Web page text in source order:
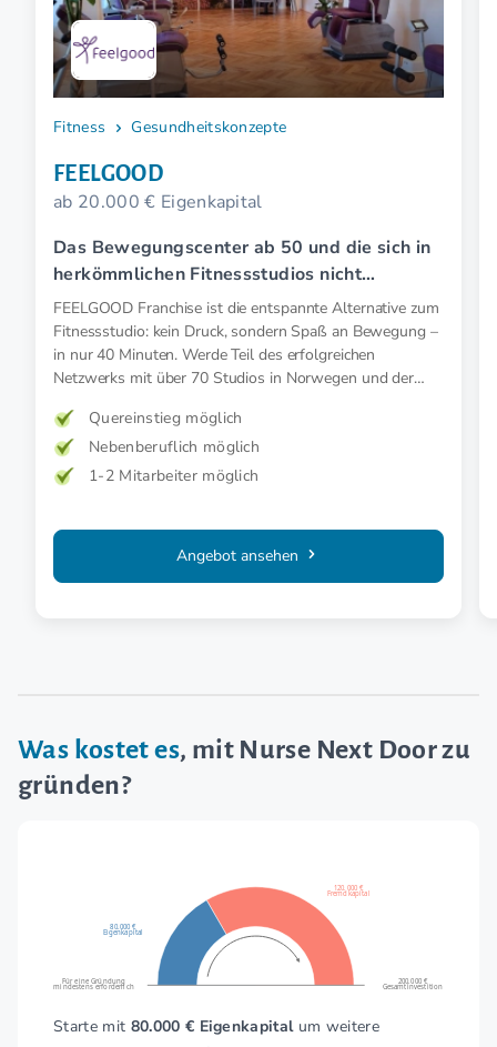
Fitness Gesundheitskonzepte
FEELGOOD
ab 20.000 € Eigenkapital
Das Bewegungscenter ab 50 und die sich in
herkömmlichen Fitnessstudios nicht
wohlfühlen.
FEELGOOD Franchise ist die entspannte Alternative zum
Fitnessstudio: kein Druck, sondern Spaß an Bewegung –
in nur 40 Minuten. Werde Teil des erfolgreichen
Netzwerks mit über 70 Studios in Norwegen und der
Quereinstieg möglich
Nebenberuflich möglich
1-2 Mitarbeiter möglich
Angebot ansehen
Was kostet es, mit Nurse Next Door zu
gründen?
120.000 €
Fremdkapital
80.000 €
Eigenkapital
Für eine Gründung
mindestens erforderlich
200.000 €
Gesamtinvestition
Starte mit 80.000 € Eigenkapitalum weitere